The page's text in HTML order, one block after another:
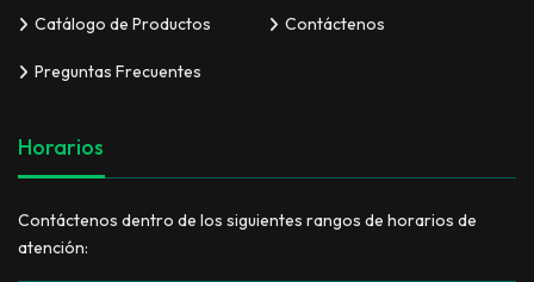
Catálogo de Productos Contáctenos
Preguntas Frecuentes
Horarios
Contáctenos dentro de los siguientes rangos de horarios de
atención: